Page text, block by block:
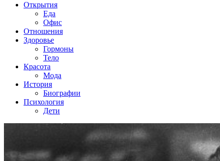
Открытия
Еда
Офис
Отношения
Здоровье
Гормоны
Тело
Красота
Мода
История
Биографии
Психология
Дети